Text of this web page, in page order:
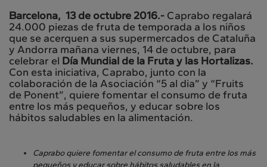
Barcelona, 13 de octubre 2016.- Caprabo regalará
24.000 piezas de fruta de temporada a los niños
que se acerquen a sus supermercados de Cataluña
y Andorra mañana viernes, 14 de octubre, para
celebrar el Día Mundial de la Fruta y las Hortalizas.
Con esta iniciativa, Caprabo, junto con la
colaboración de la Asociación “5 al dia” y “Fruits
de Ponent”, quiere fomentar el consumo de fruta
entre los más pequeños, y educar sobre los
hábitos saludables en la alimentación.
Caprabo quiere fomentar el consumo de fruta entre los más
pequeños y educar sobre hábitos saludables en la